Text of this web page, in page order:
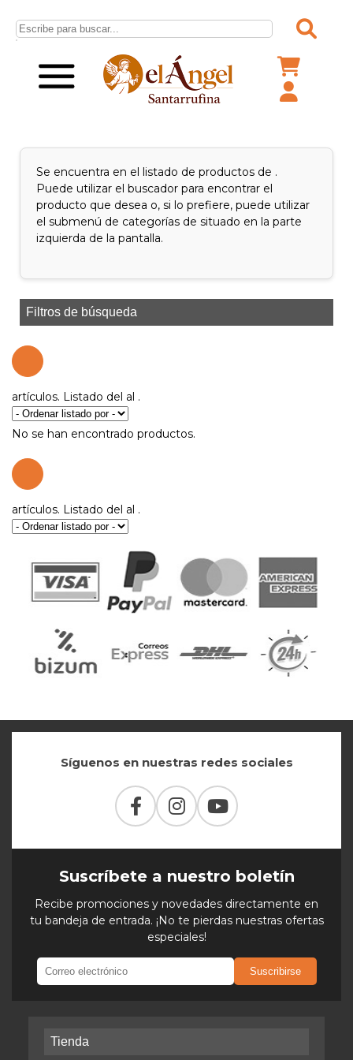
Se encuentra en el listado de productos de .
Puede utilizar el buscador para encontrar el
producto que desea o, si lo prefiere, puede utilizar
el submenú de categorías de situado en la parte
izquierda de la pantalla.
Filtros de búsqueda
artículos. Listado del al .
No se han encontrado productos.
artículos. Listado del al .
Síguenos en nuestras redes sociales
Suscríbete a nuestro boletín
Recibe promociones y novedades directamente en
tu bandeja de entrada. ¡No te pierdas nuestras ofertas
especiales!
Suscribirse
Tienda